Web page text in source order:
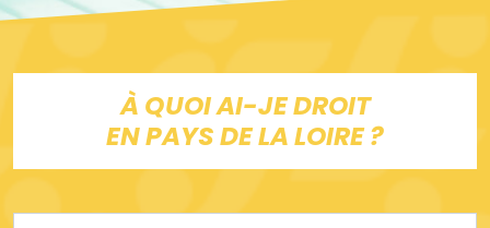
À QUOI AI-JE DROIT
EN PAYS DE LA LOIRE ?